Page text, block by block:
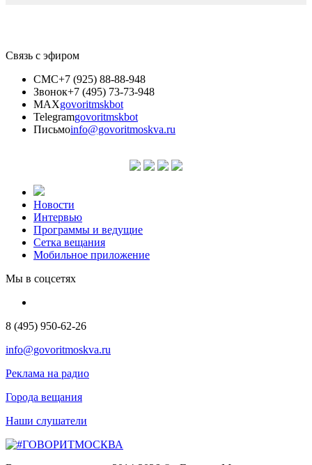
Связь с эфиром
СМС+7 (925) 88-88-948
Звонок+7 (495) 73-73-948
MAXgovoritmskbot
Telegramgovoritmskbot
Письмоinfo@govoritmoskva.ru
Новости
Интервью
Программы и ведущие
Сетка вещания
Мобильное приложение
Мы в соцсетях
8 (495) 950-62-26
info@govoritmoskva.ru
Реклама на радио
Города вещания
Наши слушатели